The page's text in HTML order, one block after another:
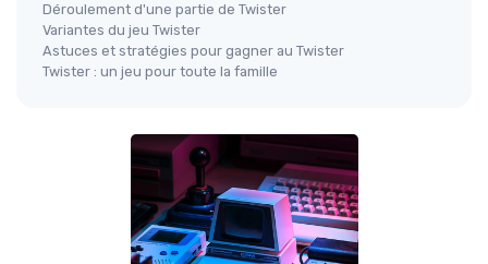
Déroulement d'une partie de Twister
Variantes du jeu Twister
Astuces et stratégies pour gagner au Twister
Twister : un jeu pour toute la famille